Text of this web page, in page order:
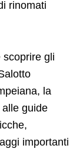
rinomati
scoprire gli
la
guide
importanti